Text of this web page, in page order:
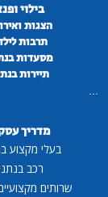
בילוי
הצגות
תרבות
מסעדות
תיירות
...
מדריך
בעלי מקצוע
רכב
שרותים